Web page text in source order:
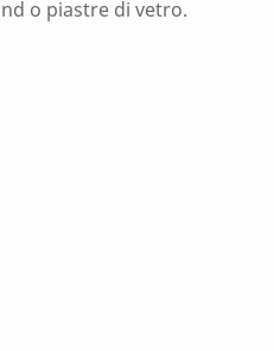
o piastre di vetro.